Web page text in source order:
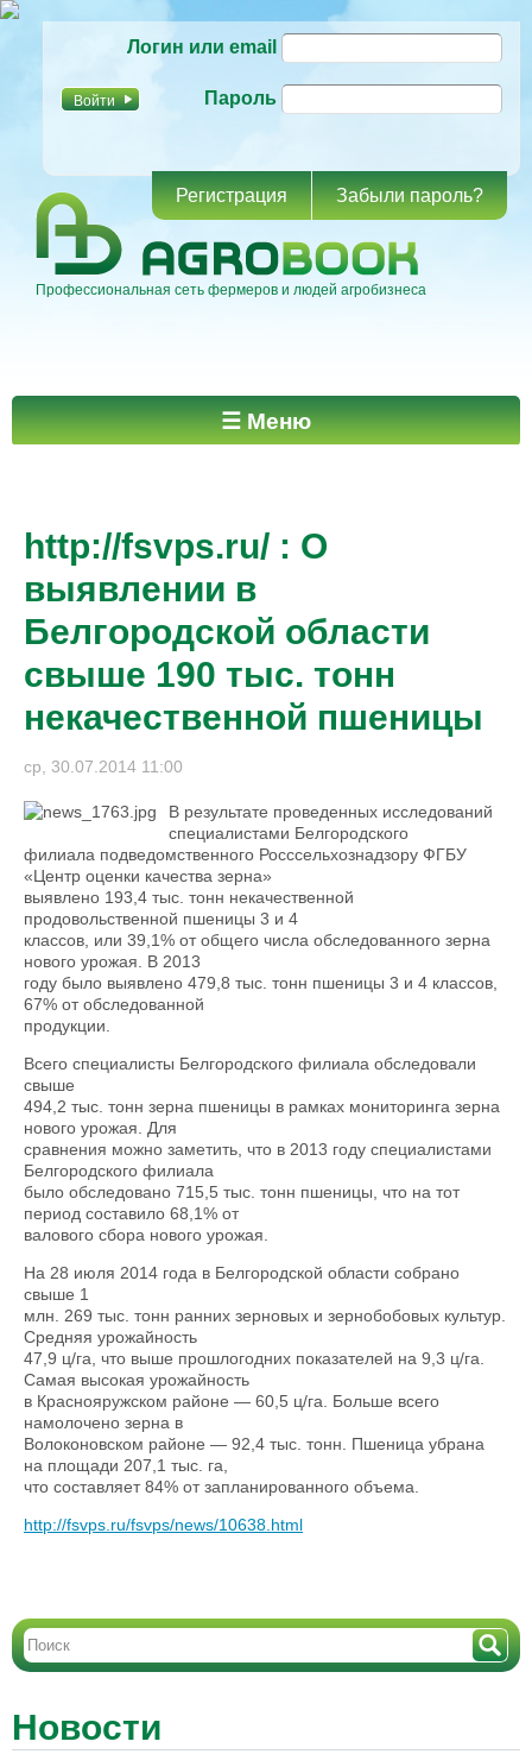
основному
Логин или email
Пароль
Регистрация Забыли пароль?
Профессиональная сеть фермеров и людей агробизнеса
Главное меню ☰ Меню
http://fsvps.ru/ : О
выявлении в
Белгородской области
свыше 190 тыс. тонн
некачественной пшеницы
ср, 30.07.2014 11:00
В результате проведенных исследований
специалистами Белгородского
филиала подведомственного Росссельхознадзору ФГБУ
«Центр оценки качества зерна»
выявлено 193,4 тыс. тонн некачественной
продовольственной пшеницы 3 и 4
классов, или 39,1% от общего числа обследованного зерна
нового урожая. В 2013
году было выявлено 479,8 тыс. тонн пшеницы 3 и 4 классов,
67% от обследованной
продукции.
Всего специалисты Белгородского филиала обследовали
свыше
494,2 тыс. тонн зерна пшеницы в рамках мониторинга зерна
нового урожая. Для
сравнения можно заметить, что в 2013 году специалистами
Белгородского филиала
было обследовано 715,5 тыс. тонн пшеницы, что на тот
период составило 68,1% от
валового сбора нового урожая.
На 28 июля 2014 года в Белгородской области собрано
свыше 1
млн. 269 тыс. тонн ранних зерновых и зернобобовых культур.
Средняя урожайность
47,9 ц/га, что выше прошлогодних показателей на 9,3 ц/га.
Самая высокая урожайность
в Краснояружском районе — 60,5 ц/га. Больше всего
намолочено зерна в
Волоконовском районе — 92,4 тыс. тонн. Пшеница убрана
на площади 207,1 тыс. га,
что составляет 84% от запланированного объема.
http://fsvps.ru/fsvps/news/10638.html
Новости